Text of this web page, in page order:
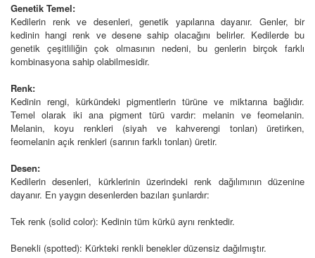
Genetik Temel:
Kedilerin renk ve desenleri, genetik yapılarına dayanır. Genler, bir
kedinin hangi renk ve desene sahip olacağını belirler. Kedilerde bu
genetik çeşitliliğin çok olmasının nedeni, bu genlerin birçok farklı
kombinasyona sahip olabilmesidir.
Renk:
Kedinin rengi, kürkündeki pigmentlerin türüne ve miktarına bağlıdır.
Temel olarak iki ana pigment türü vardır: melanin ve feomelanin.
Melanin, koyu renkleri (siyah ve kahverengi tonları) üretirken,
feomelanin açık renkleri (sarının farklı tonları) üretir.
Desen:
Kedilerin desenleri, kürklerinin üzerindeki renk dağılımının düzenine
dayanır. En yaygın desenlerden bazıları şunlardır:
Tek renk (solid color): Kedinin tüm kürkü aynı renktedir.
Benekli (spotted): Kürkteki renkli benekler düzensiz dağılmıştır.